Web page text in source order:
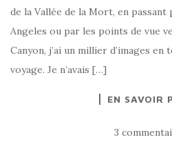
de la Vallée de la Mort, en passant
Angeles ou par les points de vue
Canyon, j’ai un millier d’images en
voyage. Je n’avais […]
EN SAVOIR
3